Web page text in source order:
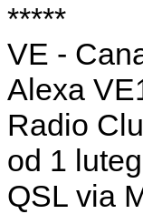
*****
VE -
Alexa
Radio
od 1
QSL via